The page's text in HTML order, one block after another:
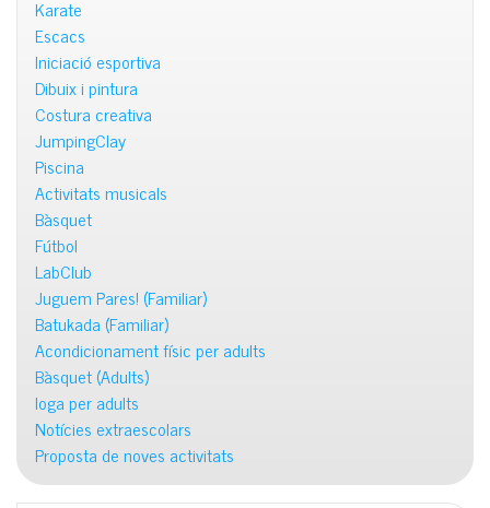
Karate
Escacs
Iniciació esportiva
Dibuix i pintura
Costura creativa
JumpingClay
Piscina
Activitats musicals
Bàsquet
Fútbol
LabClub
Juguem Pares! (Familiar)
Batukada (Familiar)
Acondicionament físic per adults
Bàsquet (Adults)
Ioga per adults
Notícies extraescolars
Proposta de noves activitats